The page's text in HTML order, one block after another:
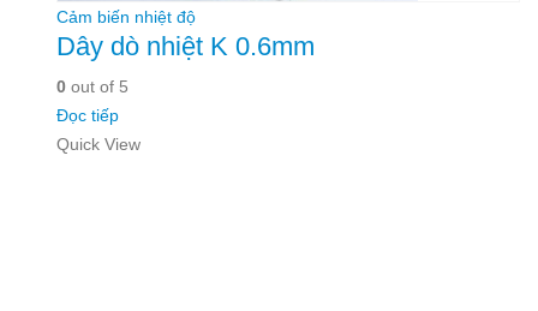
Cảm biến nhiệt độ
Dây dò nhiệt K 0.6mm
0 out of 5
Đọc tiếp
Quick View